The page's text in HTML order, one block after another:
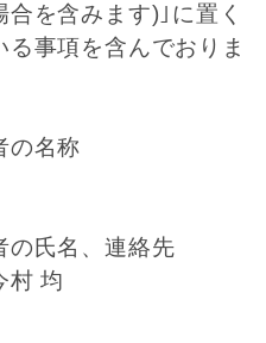
を含みます)｣に置く
事項を含んでおりま
の名称
の氏名、連絡先
村 均